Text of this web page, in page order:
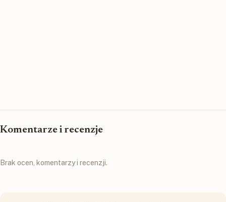
Komentarze i recenzje
Brak ocen, komentarzy i recenzji.